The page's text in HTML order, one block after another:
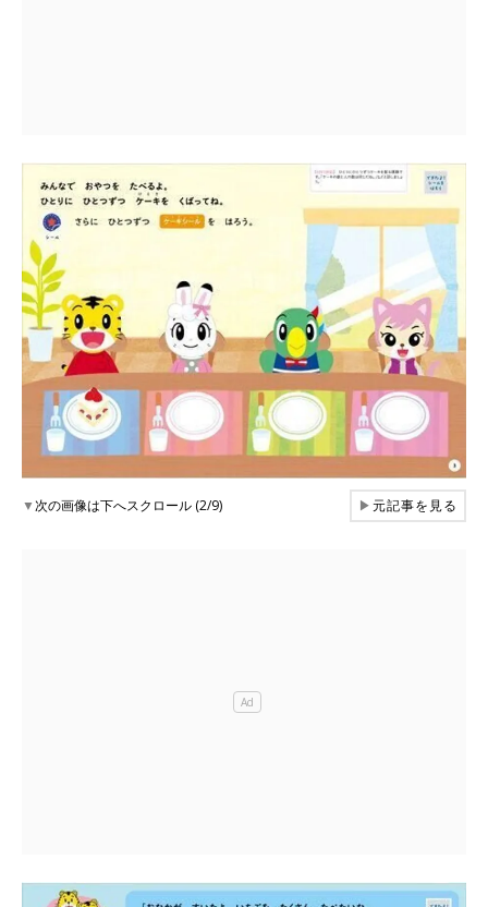
▼次の画像は下へスクロール (2/9) ▶元記事を見る